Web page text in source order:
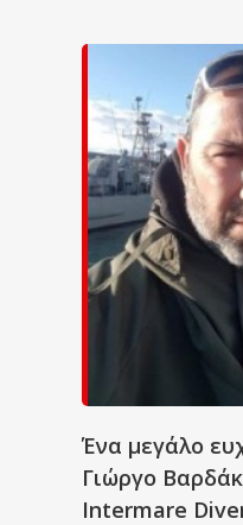
Ένα μεγάλο
Γιώργο
Intermare